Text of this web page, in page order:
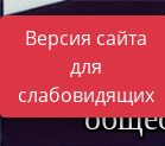
Версия сайта
для
слабовидящих